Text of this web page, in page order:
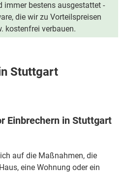
immer bestens ausgestattet -
die wir zu Vorteilspreisen
kostenfrei verbauen.
Stuttgart
Einbrechern in Stuttgart
auf die Maßnahmen, die
eine Wohnung oder ein